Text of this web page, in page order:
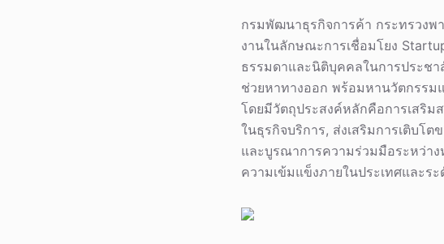
กรมพัฒนาธุรกิจการค้า กระทรวงพ
งานในลักษณะการเชื่อมโยง
ธรรมดาและนิติบุคคลในการประช
ช่วยหาทางออก พร้อมหานวัตกรรม
โดยมีวัตถุประสงค์หลักคือการเสริม
ในธุรกิจบริการ, ส่งเสริมการเติบโ
และบูรณาการความร่วมมือระหว่า
ความเข้มแข็งภายในประเทศและร